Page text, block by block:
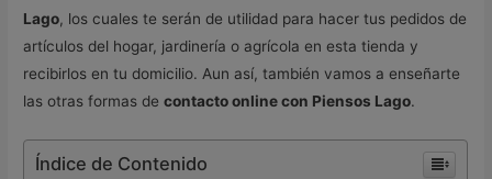
Lago, los cuales te serán de utilidad para hacer tus pedidos de
artículos del hogar, jardinería o agrícola en esta tienda y
recibirlos en tu domicilio. Aun así, también vamos a enseñarte
las otras formas decontacto online con Piensos Lago.
Índice de Contenido